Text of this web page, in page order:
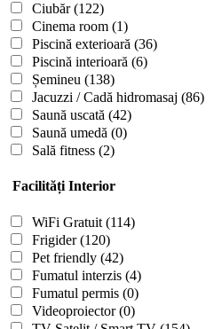
Ciubăr(122)
Cinema room (1)
Piscină exterioară (36)
Piscină interioară (6)
Șemineu (138)
Jacuzzi / Cadă hidromasaj (86)
Saună uscată (42)
Saună umedă (0)
Sală fitness (2)
Facilități Interior
WiFi Gratuit (114)
Frigider(120)
Pet friendly (42)
Fumatul interzis (4)
Fumatul permis (0)
Videoproiector(0)